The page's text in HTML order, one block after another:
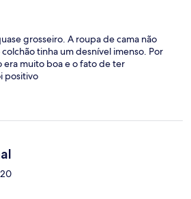
grosseiro. A roupa de cama não
tinha um desnível imenso. Por
era muito boa e o fato de ter
positivo